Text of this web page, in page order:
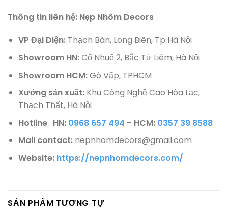
Thông tin liên hệ: Nẹp Nhôm Decors
VP Đại Diện:Thạch Bàn, Long Biên, Tp Hà Nội
Showroom HN:Cổ Nhuế 2, Bắc Từ Liêm, Hà Nội
Showroom HCM:Gò Vấp, TPHCM
Xưởng sản xuất:Khu Công Nghệ Cao Hòa Lạc,
Thạch Thất, Hà Nội
Hotline: HN: 0968 657 494 – HCM: 0357 39 8588
Mail contact:nepnhomdecors@gmail.com
Website: https://nepnhomdecors.com/
SẢN PHẨM TƯƠNG TỰ